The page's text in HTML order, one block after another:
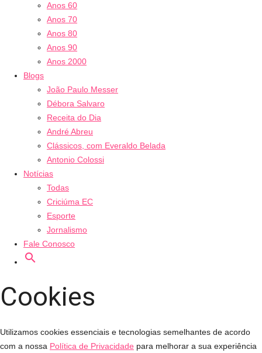
Anos 60
Anos 70
Anos 80
Anos 90
Anos 2000
Blogs
João Paulo Messer
Débora Salvaro
Receita do Dia
André Abreu
Clássicos, com Everaldo Belada
Antonio Colossi
Notícias
Todas
Criciúma EC
Esporte
Jornalismo
Fale Conosco
search
Cookies
Utilizamos cookies essenciais e tecnologias semelhantes de acordo
com a nossa Política de Privacidade para melhorar a sua experiência